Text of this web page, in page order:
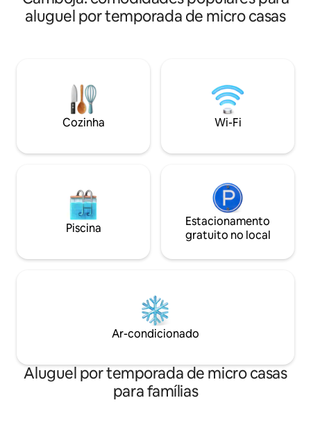
ginásio profissional com vista para o mar,
bicicletas gordas, conjuntos de
caixa de segurança, banheiro privativo
cauda com chuveiro quente Um
restaurante italiano com ingredientes
originais italianos (preparado por um
na praia
aluguel por temporada de micro casas
Cozinha Wi-Fi
Piscina
Estacionamento
gratuito no local
Ar-condicionado
Aluguel por temporada de micro casas
para famílias